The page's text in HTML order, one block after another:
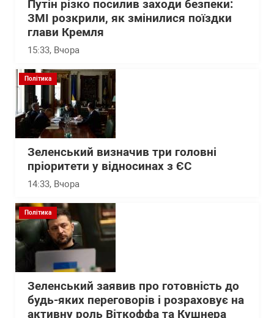
Путін різко посилив заходи безпеки:
ЗМІ розкрили, як змінилися поїздки
глави Кремля
15:33, Вчора
Політика
Зеленський визначив три головні
пріоритети у відносинах з ЄС
14:33, Вчора
Політика
Зеленський заявив про готовність до
будь-яких переговорів і розраховує на
активну роль Віткоффа та Кушнера